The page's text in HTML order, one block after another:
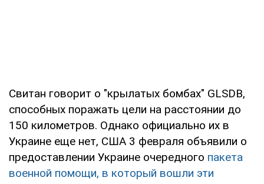
Свитан говорит о "крылатых бомбах" GLSDB,
способных поражать цели на расстоянии до
150 километров. Однако официально их в
Украине еще нет, США 3 февраля объявили о
предоставлении Украине очередного пакета
военной помощи, в который вошли эти